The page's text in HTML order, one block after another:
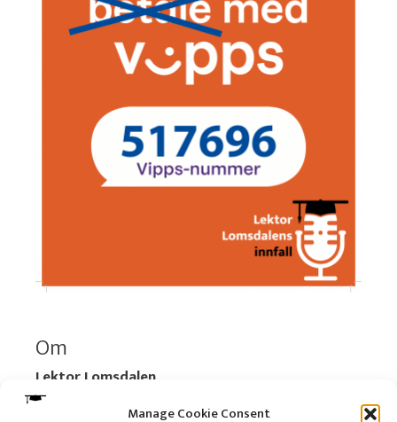
Manage Cookie Consent
Om
Lektor Lomsdalen
Organisasjonsnummer:
920 712 312 MVA